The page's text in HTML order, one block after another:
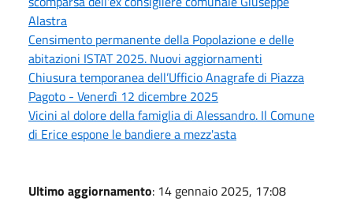
Alastra
Censimento permanente della Popolazione e delle
abitazioni ISTAT 2025. Nuovi aggiornamenti
Chiusura temporanea dell’Ufficio Anagrafe di Piazza
Pagoto - Venerdì 12 dicembre 2025
Vicini al dolore della famiglia di Alessandro. Il Comune
di Erice espone le bandiere a mezz'asta
Ultimo aggiornamento: 14 gennaio 2025, 17:08